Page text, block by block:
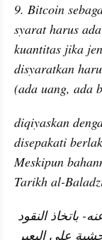
9. Bitcoin
syarat harus
kuantitas jika
disyaratkan
(ada uang, ada
diqiyaskan
disepakati
Meskipun
Tarikh al-